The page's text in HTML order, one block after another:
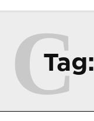
Tag:
C